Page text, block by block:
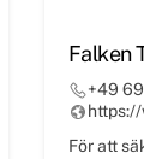
Falken
+49
För att